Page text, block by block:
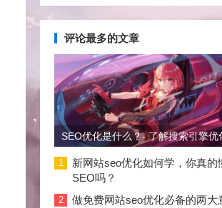
评论最多的文章
SEO优化是什么？- 了解搜索引擎优
1
新网站seo优化如何学，你真的
SEO吗？
2
做免费网站seo优化必备的两大